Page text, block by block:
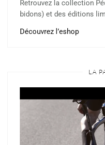
Retrouvez la collection
bidons) et des éditions
Découvrez l’eshop
LA